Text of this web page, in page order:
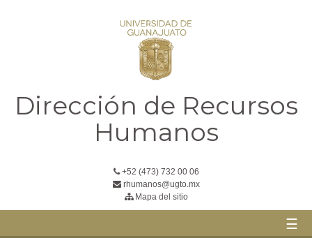
Dirección de Recursos
Humanos
+52 (473) 732 00 06
rhumanos@ugto.mx
Mapa del sitio
☰